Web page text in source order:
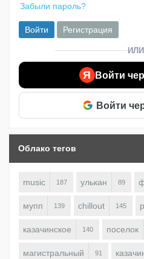
Забыли пароль?
Войти Регистрация
ИЛИ
Я Войти
Войти
Облако тегов
music 187 улькан 89
мупп 139 chillout 145
казачинское 140 поселок
магистральный 91